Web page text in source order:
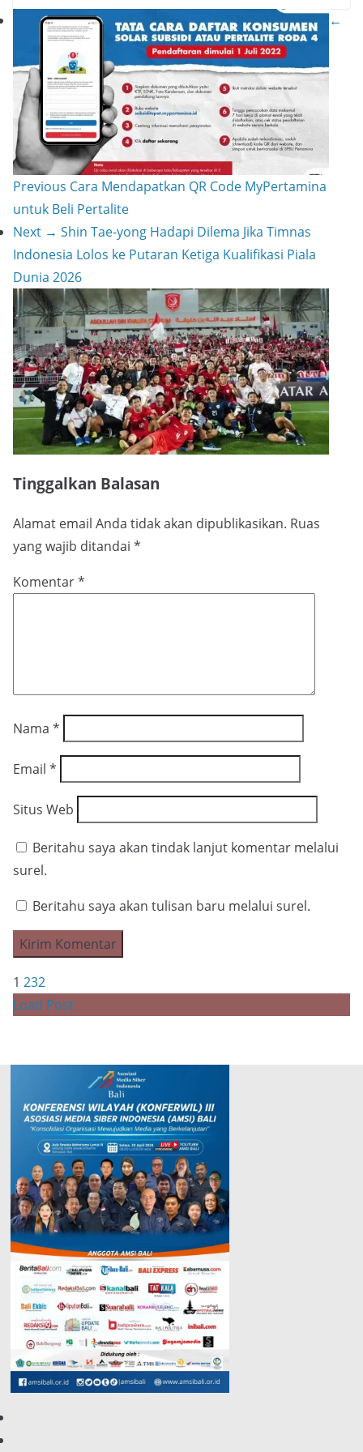
s
t
i
n
S
r
e
←
Previous Cara Mendapatkan QR Code MyPertamina
untuk Beli Pertalite
Next → Shin Tae-yong Hadapi Dilema Jika Timnas
Indonesia Lolos ke Putaran Ketiga Kualifikasi Piala
Dunia 2026
Tinggalkan Balasan
Alamat email Anda tidak akan dipublikasikan. Ruas
yang wajib ditandai *
Komentar*
Nama *
Email *
Situs Web
Beritahu saya akan tindak lanjut komentar melalui
surel.
Beritahu saya akan tulisan baru melalui surel.
1 232
Load Post